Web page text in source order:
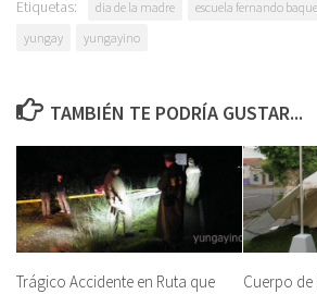
Etiquetas: dia de la madre escuela fernando
yungay
yungayino
TAMBIÉN TE PODRÍA GUSTAR...
Trágico Accidente en Ruta que
Cuerpo